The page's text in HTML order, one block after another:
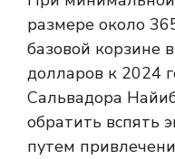
размере около
базовой корзине
долларов к 2024
Сальвадора
обратить вспять
путем